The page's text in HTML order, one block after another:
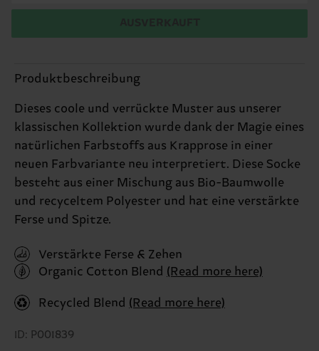
Produktbeschreibung
Dieses coole und verrückte Muster aus unserer
klassischen Kollektion wurde dank der Magie eines
natürlichen Farbstoffs aus Krapprose in einer
neuen Farbvariante neu interpretiert. Diese Socke
besteht aus einer Mischung aus Bio-Baumwolle
und recyceltem Polyester und hat eine verstärkte
Ferse und Spitze.
Verstärkte Ferse & Zehen
Organic Cotton Blend (Read more here)
Recycled Blend (Read more here)
ID: P001839